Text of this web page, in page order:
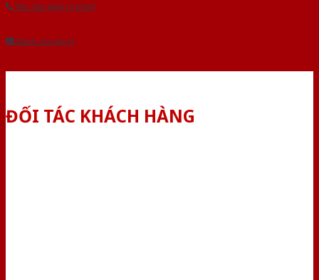
Yêu cầu gọi lại (3 phút)
Dành cho đại lý
ĐỐI TÁC KHÁCH HÀNG